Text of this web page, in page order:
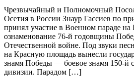
Чрезвычайный и Полномочный
Осетия в России Знаур Гассиев по
принял участие в Военном параде
ознаменование 76-й годовщины
Отечественной войне. Под звуки
на Красную площадь вынесли
знамя Победы — боевое знамя 150-й
дивизии. Парадом […]